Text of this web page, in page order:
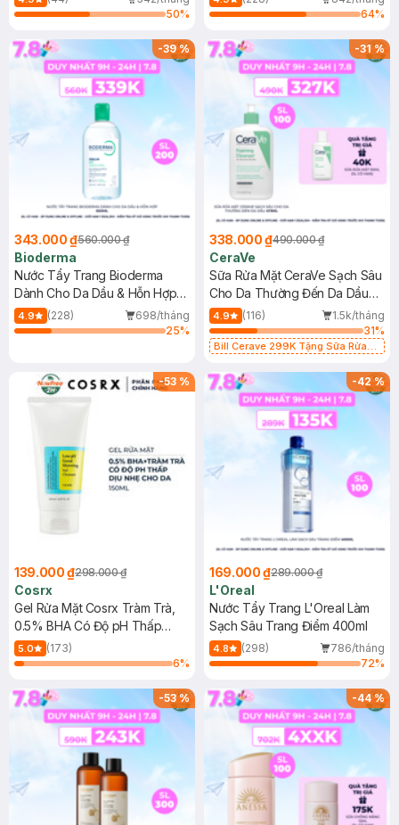
50%
64%
-39%
343.000 ₫560.000 ₫
Bioderma
Nước Tẩy Trang Bioderma
Dành Cho Da Dầu & Hỗn Hợp
500ml
4.9 (228)
698/tháng
25%
-31%
338.000 ₫490.000 ₫
CeraVe
Sữa Rửa Mặt CeraVe Sạch Sâu
Cho Da Thường Đến Da Dầu
473ml
4.9 (116)
1.5k/tháng
31%
Bill Cerave 299K Tặng Sữa Rửa
-53 %
139.000 ₫298.000 ₫
Cosrx
Gel Rửa Mặt Cosrx Tràm Trà,
0.5% BHA Có Độ pH Thấp
150ml
5.0
(173)
6%
-42%
169.000 ₫289.000 ₫
L'Oreal
Nước Tẩy Trang L'Oreal Làm
Sạch Sâu Trang Điểm 400ml
4.8 (298)
786/tháng
72%
-53% -44%